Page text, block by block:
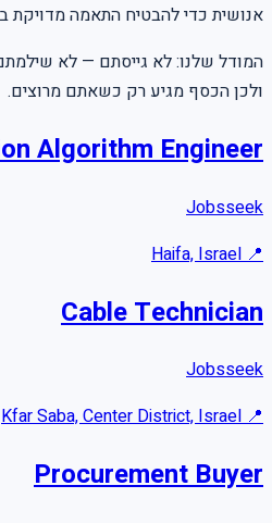
אנושית כדי להבטיח התאמה מדויקת
המודל שלנו: לא גייסתם — לא
ולכן הכסף מגיע רק כשאתם מרוצים.
Algorithm Engineer
Jobsseek
📍
Haifa, Israel
Cable Technician
Jobsseek
📍
Kfar Saba, Center District, Israel
Procurement Buyer